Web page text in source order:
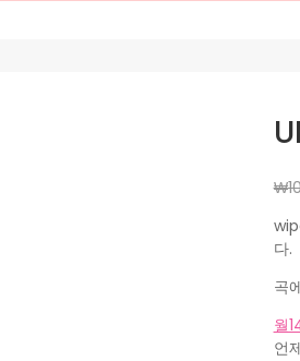
₩
다.
곡
월
언